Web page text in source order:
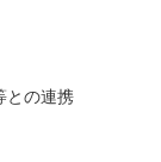
との連携